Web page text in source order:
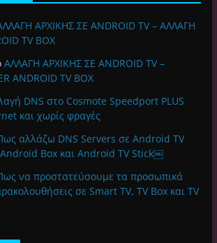
ΑΡΧΙΚΗΣ ΣΕ ANDROID TV – ΑΛΛΑΓΗ
TV BOX
ΑΛΛΑΓΗ ΑΡΧΙΚΗΣ ΣΕ ANDROID TV –
ANDROID TV BOX
DNS στο Cosmote Speedport PLUS
και χωρίς φραγές
αλλάζω DNS Servers σε Android TV
Android Box και Android TV Stick￼
να προστατεύσουμε τα προσωπικά
σε Smart TV, TV Box και TV